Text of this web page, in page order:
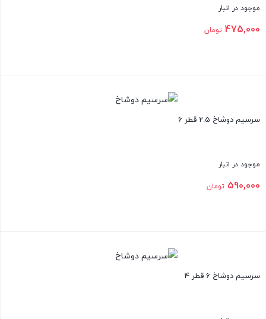
موجود در انبار
475,000 تومان
سرسیم دوشاخ 2.5 قطر 6
موجود در انبار
590,000 تومان
سرسیم دوشاخ 6 قطر 4